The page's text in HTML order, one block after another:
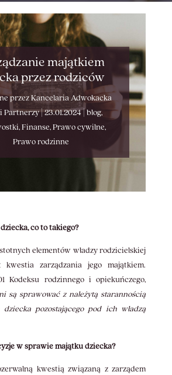
majątkiem
przez rodziców
przezKancelaria Adwokacka
Partnerzy|23.01.2024| blog,
,Finanse,Prawo cywilne,
Prawo rodzinne
co to takiego?
elementów władzy rodzicielskiej
zarządzania jego majątkiem.
Kodeksu rodzinnego i opiekuńczego,
są sprawować z należytą starannością
pozostającego pod ich władzą
w sprawie majątku dziecka?
kwestią związaną z zarządem